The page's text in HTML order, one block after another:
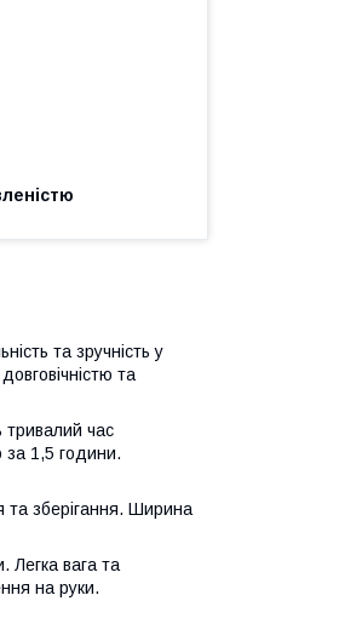
та зручність у
та
тривалий час
за 1,5 години.
та зберігання. Ширина
Легка вага та
на руки.